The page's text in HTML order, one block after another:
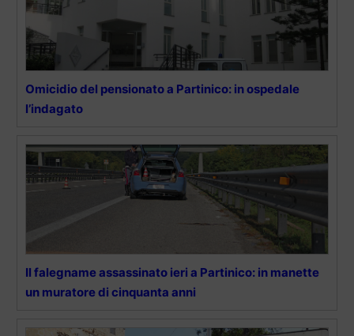
Omicidio del pensionato a Partinico: in ospedale
l’indagato
Il falegname assassinato ieri a Partinico: in manette
un muratore di cinquanta anni